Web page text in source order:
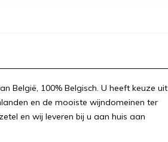
België, 100% Belgisch. U heeft keuze uit
en de mooiste wijndomeinen ter
en wij leveren bij u aan huis aan